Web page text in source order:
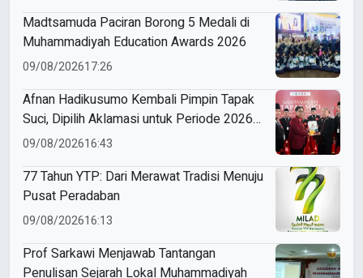
Madtsamuda Paciran Borong 5 Medali di
Muhammadiyah Education Awards 2026
09/08/202617:26
Afnan Hadikusumo Kembali Pimpin Tapak
Suci, Dipilih Aklamasi untuk Periode 2026–
2031
09/08/202616:43
77 Tahun YTP: Dari Merawat Tradisi Menuju
Pusat Peradaban
09/08/202616:13
Prof Sarkawi Menjawab Tantangan
Penulisan Sejarah Lokal Muhammadiyah